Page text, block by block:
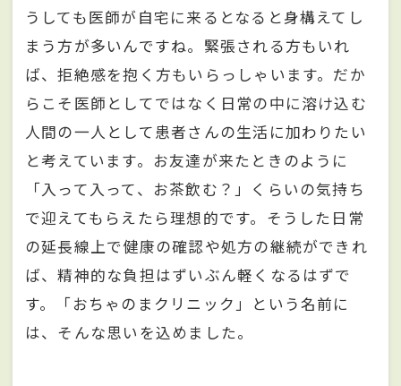
うしても医師が自宅に来るとなると身構えてし
まう方が多いんですね。緊張される方もいれ
ば、拒絶感を抱く方もいらっしゃいます。だか
らこそ医師としてではなく日常の中に溶け込む
人間の一人として患者さんの生活に加わりたい
と考えています。お友達が来たときのように
「入って入って、お茶飲む？」くらいの気持ち
で迎えてもらえたら理想的です。そうした日常
の延長線上で健康の確認や処方の継続ができれ
ば、精神的な負担はずいぶん軽くなるはずで
す。「おちゃのまクリニック」という名前に
は、そんな思いを込めました。